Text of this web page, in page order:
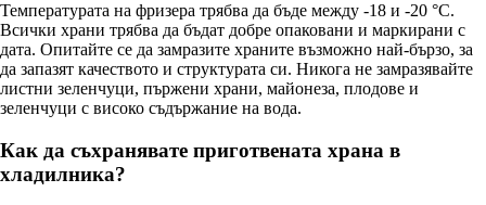
Температурата на фризера трябва да бъде между -18 и -20 °C.
Всички храни трябва да бъдат добре опаковани и маркирани с
дата. Опитайте се да замразите храните възможно най-бързо, за
да запазят качеството и структурата си. Никога не замразявайте
листни зеленчуци, пържени храни, майонеза, плодове и
зеленчуци с високо съдържание на вода.
Как да съхранявате приготвената храна в
хладилника?